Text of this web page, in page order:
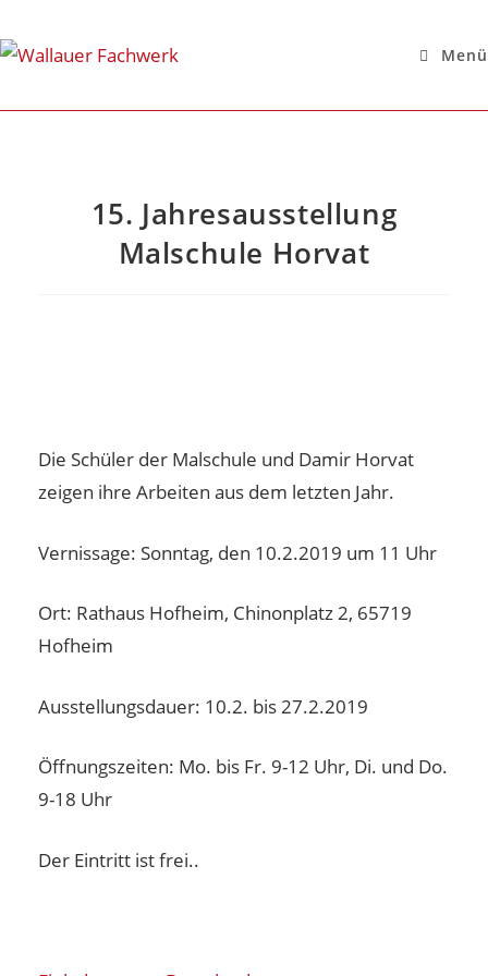
Menü
15. Jahresausstellung
Malschule Horvat
Die Schüler der Malschule und Damir Horvat
zeigen ihre Arbeiten aus dem letzten Jahr.
Vernissage: Sonntag, den 10.2.2019 um 11 Uhr
Ort: Rathaus Hofheim, Chinonplatz 2, 65719
Hofheim
Ausstellungsdauer: 10.2. bis 27.2.2019
Öffnungszeiten: Mo. bis Fr. 9-12 Uhr, Di. und Do.
9-18 Uhr
Der Eintritt ist frei..